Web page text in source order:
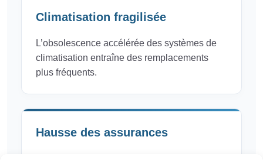
Climatisation fragilisée
L’obsolescence accélérée des systèmes de
climatisation entraîne des remplacements
plus fréquents.
Hausse des assurances